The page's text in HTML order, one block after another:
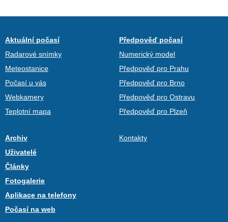
Aktuální počasí
Radarové snímky
Meteostanice
Počasí u vás
Webkamery
Teplotní mapa
Předpověď počasí
Numerický model
Předpověď pro Prahu
Předpověď pro Brno
Předpověď pro Ostravu
Předpověď pro Plzeň
Archiv
Uživatelé
Články
Fotogalerie
Aplikace na telefony
Počasí na web
Kontakty